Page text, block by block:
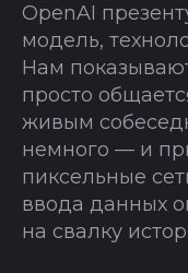
OpenAI
модель,
Нам
просто
живым
немного — и
пиксельные
ввода данных
на свалку